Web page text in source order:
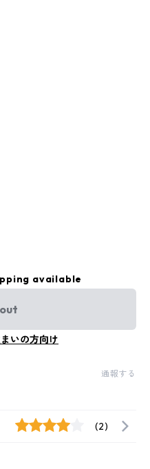
available
いの方向け
通報する
(2)